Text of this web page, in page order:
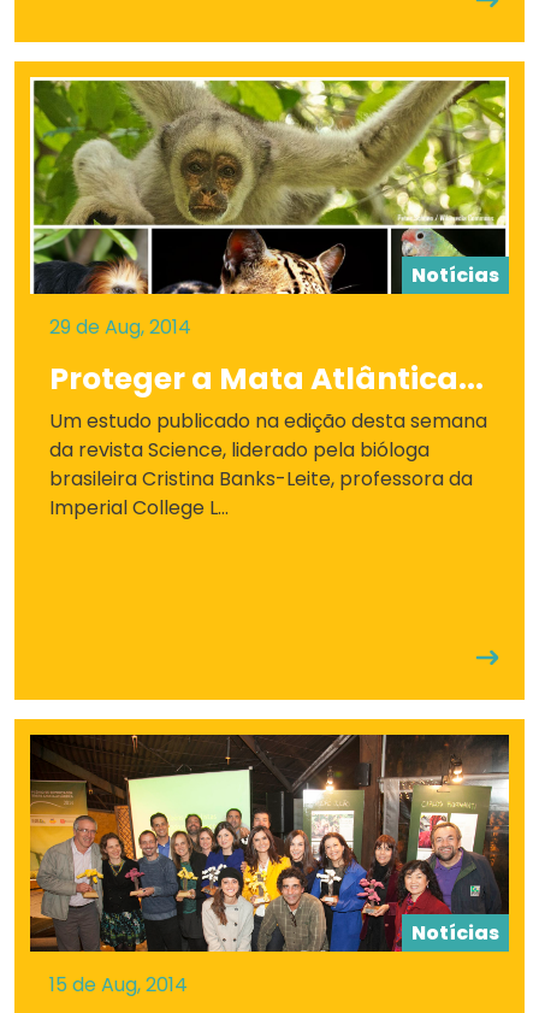
Notícias
29 de Aug, 2014
Proteger a Mata Atlântica...
Um estudo publicado na edição desta semana
da revista Science, liderado pela bióloga
brasileira Cristina Banks-Leite, professora da
Imperial College L...
Notícias
15 de Aug, 2014